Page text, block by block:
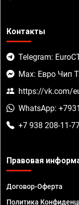
Контакты
Telegram:
Max: Евро Чип
https://vk.com/
WhatsApp:
+7 938 208-11-
Правовая
Договор-Оферта
Политика